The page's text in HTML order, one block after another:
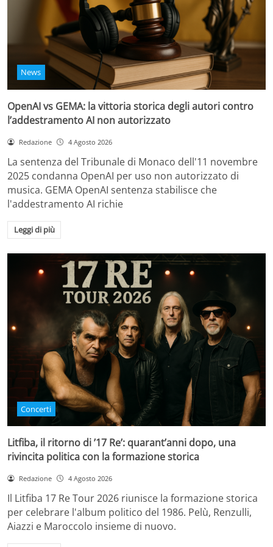
News
OpenAI vs GEMA: la vittoria storica degli autori contro
l’addestramento AI non autorizzato
Redazione 4 Agosto 2026
La sentenza del Tribunale di Monaco dell'11 novembre
2025 condanna OpenAI per uso non autorizzato di
musica. GEMA OpenAI sentenza stabilisce che
l'addestramento AI richie
Leggi di più
Concerti
Litfiba, il ritorno di ’17 Re’: quarant’anni dopo, una
rivincita politica con la formazione storica
Redazione 4 Agosto 2026
Il Litfiba 17 Re Tour 2026 riunisce la formazione storica
per celebrare l'album politico del 1986. Pelù, Renzulli,
Aiazzi e Maroccolo insieme di nuovo.